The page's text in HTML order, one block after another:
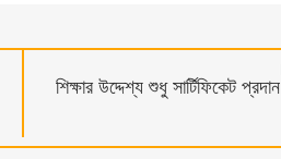
শিক্ষার উদ্দেশ্য শুধু সার্টিফিকেট